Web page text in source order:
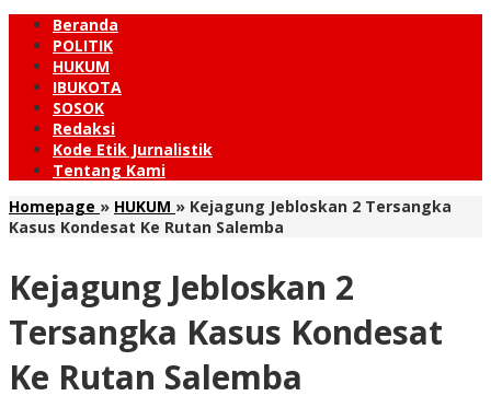
Beranda
POLITIK
HUKUM
IBUKOTA
SOSOK
Redaksi
Kode Etik Jurnalistik
Tentang Kami
Homepage » HUKUM » Kejagung Jebloskan 2 Tersangka
Kasus Kondesat Ke Rutan Salemba
Kejagung Jebloskan 2
Tersangka Kasus Kondesat
Ke Rutan Salemba